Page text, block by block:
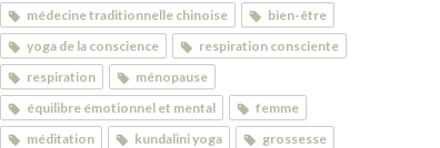
médecine traditionnelle chinoise
bien-être
yoga de la conscience
respiration consciente
respiration
ménopause
équilibre émotionnel et mental
femme
méditation
kundalini yoga grossesse